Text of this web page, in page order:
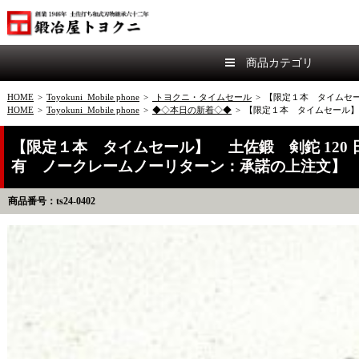
商品カテゴリ
HOME > Toyokuni_Mobile phone > トヨクニ・タイムセール >
【限定１本 タイムセ
HOME > Toyokuni_Mobile phone > ◆◇本日の新着◇◆ > 【限定１本 タイムセール
【限定１本 タイムセール】 土佐鍛 剣鉈 120
有 ノークレームノーリターン：承諾の上注文】
商品番号：ts24-0402